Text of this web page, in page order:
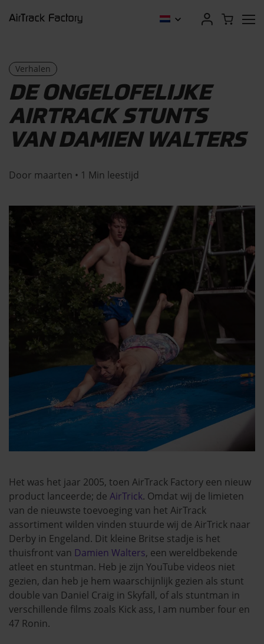
Verhalen
DE ONGELOFELIJKE
AIRTRACK STUNTS
VAN DAMIEN WALTERS
Door maarten • 1 Min leestijd
Het was het jaar 2005, toen AirTrack Factory een nieuw
product lanceerde; de AirTrick. Omdat wij de limieten
van de nieuwste toevoeging van het AirTrack
assortiment wilden vinden stuurde wij de AirTrick naar
Derby in Engeland. Dit kleine Britse stadje is het
thuisfront van Damien Walters, een wereldbekende
atleet en stuntman. Heb je zijn YouTube videos niet
gezien, dan heb je hem waarschijnlijk gezien als stunt
double van Daniel Craig in Skyfall, of als stuntman in
verschillende films zoals Kick ass, I am number four en
47 Ronin.